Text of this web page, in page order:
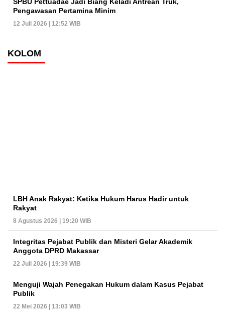
Pengawasan Pertamina Minim
12 Juli 2026 | 12:52 WIB
KOLOM
LBH Anak Rakyat: Ketika Hukum Harus Hadir untuk
Rakyat
8 Agustus 2026 | 19:20 WIB
Integritas Pejabat Publik dan Misteri Gelar Akademik
Anggota DPRD Makassar
22 Juli 2026 | 19:39 WIB
Menguji Wajah Penegakan Hukum dalam Kasus Pejabat
Publik
22 Mei 2026 | 13:03 WIB